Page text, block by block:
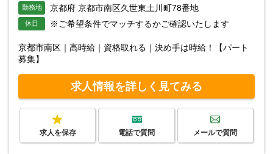
勤務地 京都府 京都市南区久世東土川町78番地
休日 ※ご希望条件でマッチするかご確認いたします
京都市南区｜高時給｜資格取れる｜決め手は時給！【パート
募集】
求人情報を詳しく見てみる
求人を保存 電話で質問 メールで質問